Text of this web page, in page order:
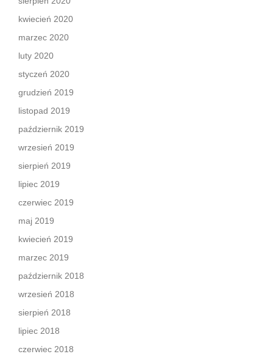
kwiecień 2020
marzec 2020
luty 2020
styczeń 2020
grudzień 2019
listopad 2019
październik 2019
wrzesień 2019
sierpień 2019
lipiec 2019
czerwiec 2019
maj 2019
kwiecień 2019
marzec 2019
październik 2018
wrzesień 2018
sierpień 2018
lipiec 2018
czerwiec 2018